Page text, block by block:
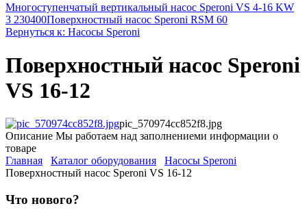
Многоступенчатый вертикальный насос Speroni VS 4-16 KW
3 230400Поверхностный насос Speroni RSM 60
Вернуться к: Насосы Speroni
Поверхностный насос Speroni
VS 16-12
pic_570974cc852f8.jpg
Описание Мы работаем над заполнениеми информации о
товаре
Главная
Каталог оборудования
Насосы Speroni
Поверхностный насос Speroni VS 16-12
Что нового?